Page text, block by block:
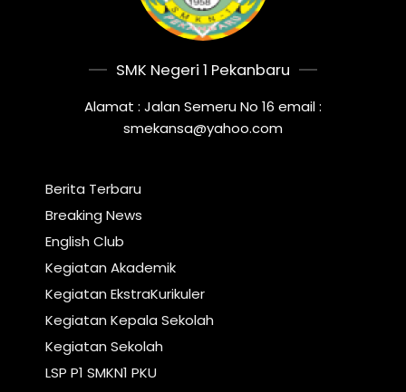
SMK Negeri 1 Pekanbaru
Alamat : Jalan Semeru No 16 email :
smekansa@yahoo.com
Berita Terbaru
Breaking News
English Club
Kegiatan Akademik
Kegiatan EkstraKurikuler
Kegiatan Kepala Sekolah
Kegiatan Sekolah
LSP P1 SMKN1 PKU